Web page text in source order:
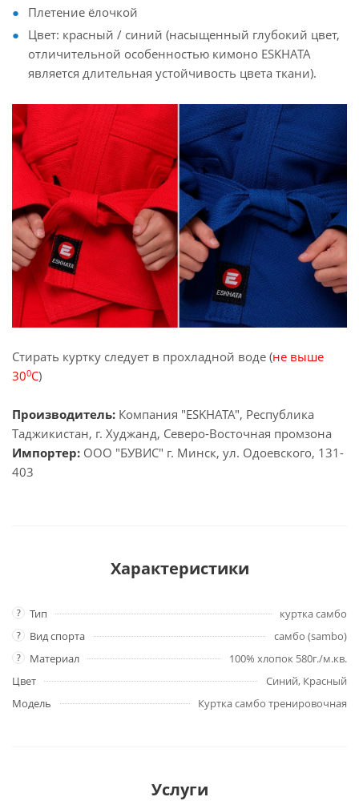
Плетение ёлочкой
Цвет: красный / синий (насыщенный глубокий цвет,
отличительной особенностью кимоно ESKHATA
является длительная устойчивость цвета ткани).
Стирать куртку следует в прохладной воде (не выше
300С)
Производитель: Компания "ESKHATA", Республика
Таджикистан, г. Худжанд, Северо-Восточная промзона
Импортер: ООО "БУВИС" г. Минск, ул. Одоевского, 131-
403
Характеристики
? Тип куртка самбо
? Вид спорта самбо (sambo)
? Материал
100% хлопок 580г./м.кв.
Цвет
Синий, Красный
Модель
Куртка самбо тренировочная
Услуги